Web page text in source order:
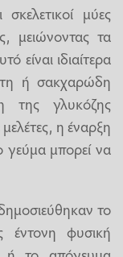
μύες
μειώνοντας τα
είναι ιδιαίτερα
ή σακχαρώδη
της γλυκόζης
η έναρξη
γεύμα μπορεί να
το
έντονη φυσική